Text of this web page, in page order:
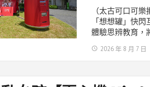
（太古可口可
「想想罐」快
體驗思辨教育，
2026 年 8 月 7 日